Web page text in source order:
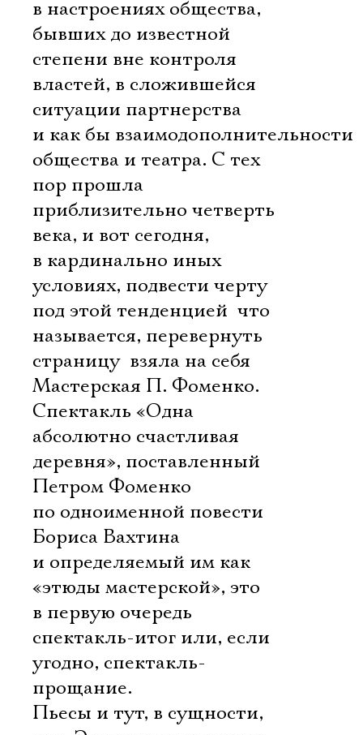
в настроениях общества,
бывших до известной
степени вне контроля
властей, в сложившейся
ситуации партнерства
и как бы взаимодополнительности
общества и театра. С тех
пор прошла
приблизительно четверть
века, и вот сегодня,
в кардинально иных
условиях, подвести черту
под этой тенденцией  что
называется, перевернуть
страницу  взяла на себя
Мастерская П. Фоменко.
Спектакль «Одна
абсолютно счастливая
деревня», поставленный
Петром Фоменко
по одноименной повести
Бориса Вахтина
и определяемый им как
«этюды мастерской», это
в первую очередь
спектакль-итог или, если
угодно, спектакль-
прощание.
Пьесы и тут, в сущности,